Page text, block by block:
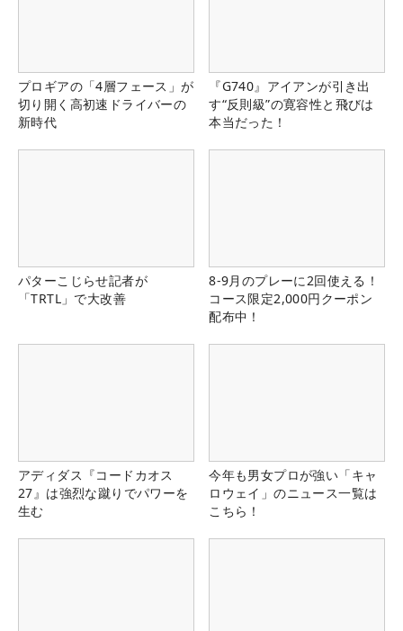
プロギアの「4層フェース」が
切り開く高初速ドライバーの
新時代
『G740』アイアンが引き出
す“反則級”の寛容性と飛びは
本当だった！
パターこじらせ記者が
「TRTL」で大改善
8-9月のプレーに2回使える！
コース限定2,000円クーポン
配布中！
アディダス『コードカオス
27』は強烈な蹴りでパワーを
生む
今年も男女プロが強い「キャ
ロウェイ」のニュース一覧は
こちら！